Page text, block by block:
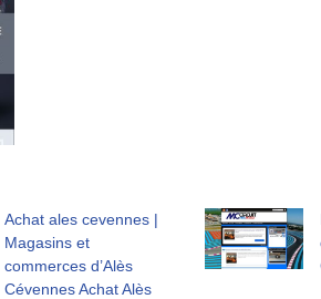
Achat ales cevennes |
Magasins et
commerces d’Alès
Cévennes Achat Alès